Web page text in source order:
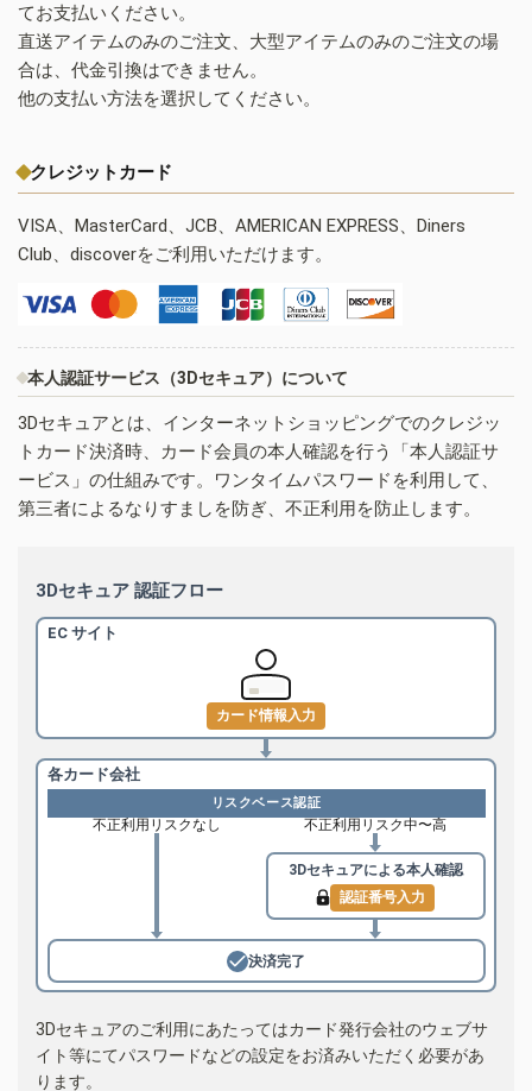
てお支払いください。
直送アイテムのみのご注文、大型アイテムのみのご注文の場
合は、代金引換はできません。
他の支払い方法を選択してください。
クレジットカード
VISA、MasterCard、JCB、AMERICAN EXPRESS、Diners
Club、discoverをご利用いただけます。
本人認証サービス（3Dセキュア）について
3Dセキュアとは、インターネットショッピングでのクレジッ
トカード決済時、カード会員の本人確認を行う「本人認証サ
ービス」の仕組みです。ワンタイムパスワードを利用して、
第三者によるなりすましを防ぎ、不正利用を防止します。
3Dセキュア 認証フロー
EC サイト
カード情報入力
各カード会社
リスクベース認証
不正利用リスクなし 不正利用リスク中〜高
3Dセキュアによる本人確認
認証番号入力
決済完了
3Dセキュアのご利用にあたってはカード発行会社のウェブサ
イト等にてパスワードなどの設定をお済みいただく必要があ
ります。